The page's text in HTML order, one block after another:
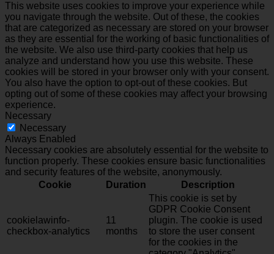
This website uses cookies to improve your experience while
you navigate through the website. Out of these, the cookies
that are categorized as necessary are stored on your browser
as they are essential for the working of basic functionalities of
the website. We also use third-party cookies that help us
analyze and understand how you use this website. These
cookies will be stored in your browser only with your consent.
You also have the option to opt-out of these cookies. But
opting out of some of these cookies may affect your browsing
experience.
Necessary
Necessary
Always Enabled
Necessary cookies are absolutely essential for the website to
function properly. These cookies ensure basic functionalities
and security features of the website, anonymously.
Cookie
Duration Description
cookielawinfo-
checkbox-analytics
11
months
This cookie is set by
GDPR Cookie Consent
plugin. The cookie is used
to store the user consent
for the cookies in the